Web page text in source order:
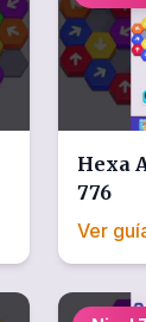
Hexa
776
Ver